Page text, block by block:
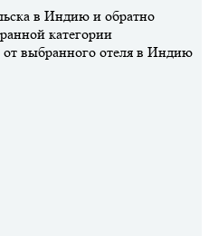
в Индию и обратно
категории
от выбранного отеля в Индию